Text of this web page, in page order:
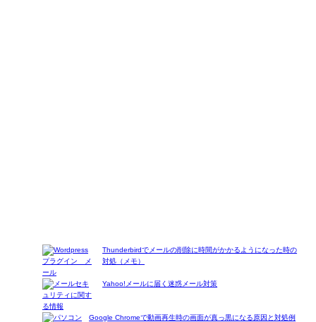
Thunderbirdでメールの削除に時間がかかるようになった時の
対処（メモ）
Yahoo!メールに届く迷惑メール対策
Google Chromeで動画再生時の画面が真っ黒になる原因と対処例